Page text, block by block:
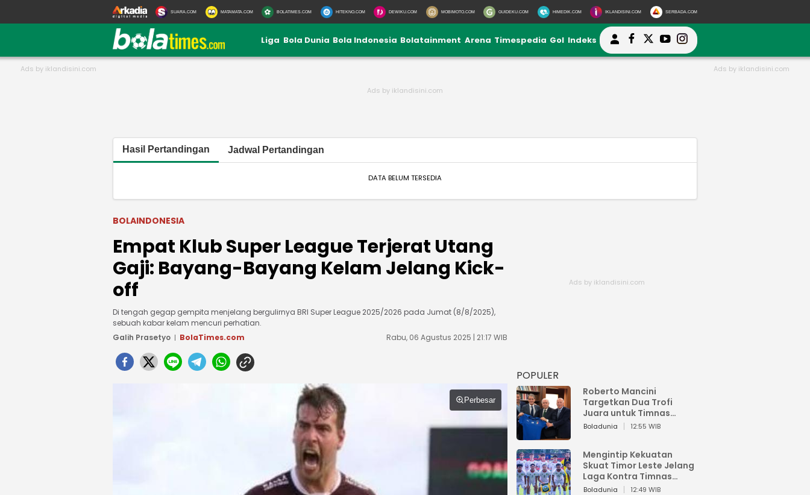
SUARA.COM MATAMATA.COM BOLATIMES.COM HITEKNO.COM DEWIKU.COM MOBIMOTO.COM GUIDEKU.COM HIMEDIK.COM IKLANDISINI.COM SERBADA.COM
Liga Bola Dunia Bola Indonesia Bolatainment Arena Timespedia Gol Indeks
Hasil Pertandingan Jadwal Pertandingan
DATA BELUM TERSEDIA
BOLAINDONESIA
Empat Klub Super League Terjerat Utang
Gaji: Bayang-Bayang Kelam Jelang Kick-
off
Di tengah gegap gempita menjelang bergulirnya BRI Super League 2025/2026 pada Jumat (8/8/2025),
sebuah kabar kelam mencuri perhatian.
Galih Prasetyo
BolaTimes.com Rabu, 06 Agustus 2025 | 21:17 WIB
Perbesar
POPULER
Roberto Mancini
Targetkan Dua Trofi
Juara untuk Timnas
Italia
Boladunia 12:55 WIB
Mengintip Kekuatan
Skuat Timor Leste Jelang
Laga Kontra Timnas
Indonesia di Piala AFF
Boladunia 12:49 WIB